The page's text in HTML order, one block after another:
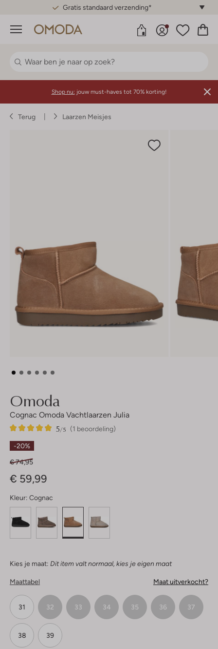
Gratis standaard verzending*
Menu
Shop nu: jouw must-haves tot 70% korting!
Terug Laarzen Meisjes
Omoda
Cognac Omoda Vachtlaarzen Julia
(1 beoordeling)
5/5
1
5
Sterren
-20%
€ 74,95
€ 59,99
Kleur: Cognac
Kies je maat: Dit item valt normaal, kies je eigen maat
Maattabel Maat uitverkocht?
31 32 33 34 35 36 37
38 39